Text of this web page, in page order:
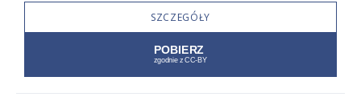
SZCZEGÓŁY